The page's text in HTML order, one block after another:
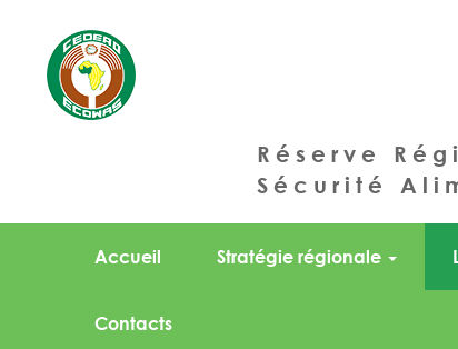
Réserve
Sécurité
Accueil Stratégie régionale
Contacts